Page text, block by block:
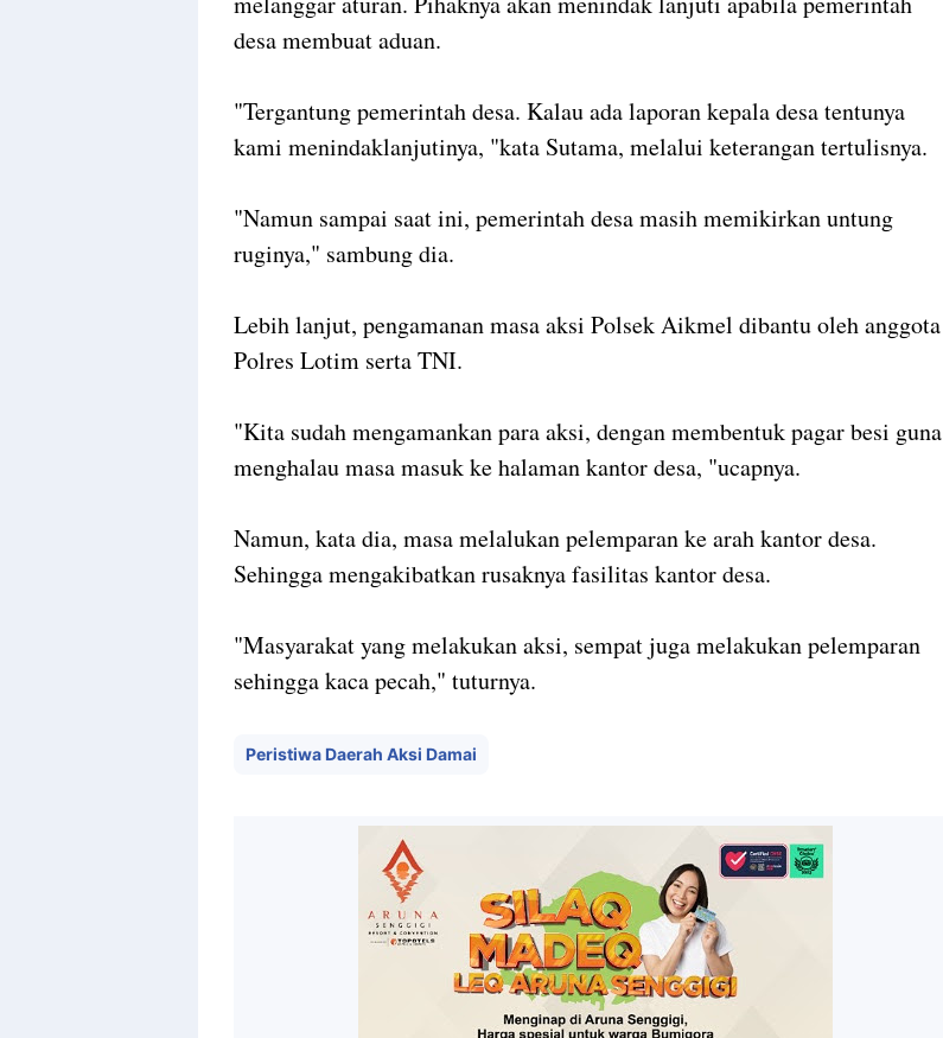
desa membuat aduan.
"Tergantung pemerintah desa. Kalau ada laporan kepala desa tentunya
kami menindaklanjutinya, "kata Sutama, melalui keterangan tertulisnya.
"Namun sampai saat ini, pemerintah desa masih memikirkan untung
ruginya," sambung dia.
Lebih lanjut, pengamanan masa aksi Polsek Aikmel dibantu oleh anggota
Polres Lotim serta TNI.
"Kita sudah mengamankan para aksi, dengan membentuk pagar besi guna
menghalau masa masuk ke halaman kantor desa, "ucapnya.
Namun, kata dia, masa melalukan pelemparan ke arah kantor desa.
Sehingga mengakibatkan rusaknya fasilitas kantor desa.
"Masyarakat yang melakukan aksi, sempat juga melakukan pelemparan
sehingga kaca pecah," tuturnya.
Peristiwa Daerah Aksi Damai